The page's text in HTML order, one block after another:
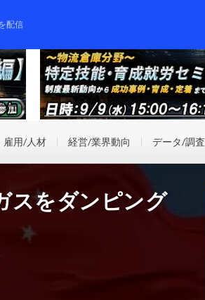
配信
雇用/人材 経営/業界動向 データ/調査
スをダンピング